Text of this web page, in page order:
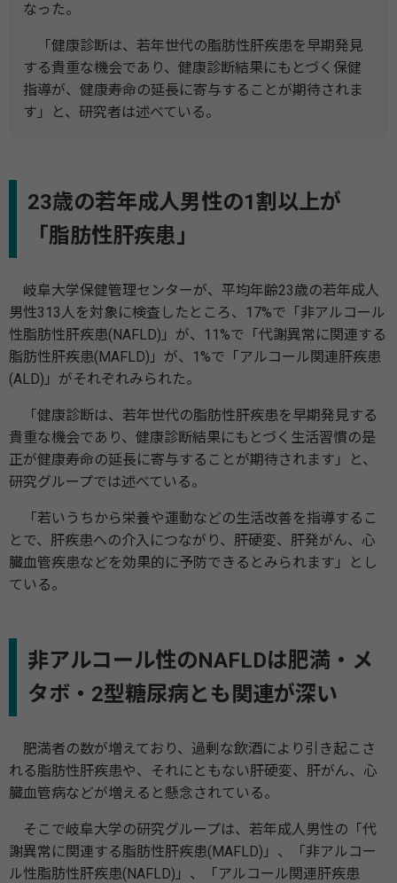
なった。
「健康診断は、若年世代の脂肪性肝疾患を早期発見
する貴重な機会であり、健康診断結果にもとづく保健
指導が、健康寿命の延長に寄与することが期待されま
す」と、研究者は述べている。
23歳の若年成人男性の1割以上が
「脂肪性肝疾患」
岐阜大学保健管理センターが、平均年齢23歳の若年成人
男性313人を対象に検査したところ、17%で「非アルコール
性脂肪性肝疾患(NAFLD)」が、11%で「代謝異常に関連する
脂肪性肝疾患(MAFLD)」が、1%で「アルコール関連肝疾患
(ALD)」がそれぞれみられた。
「健康診断は、若年世代の脂肪性肝疾患を早期発見する
貴重な機会であり、健康診断結果にもとづく生活習慣の是
正が健康寿命の延長に寄与することが期待されます」と、
研究グループでは述べている。
「若いうちから栄養や運動などの生活改善を指導するこ
とで、肝疾患への介入につながり、肝硬変、肝発がん、心
臓血管疾患などを効果的に予防できるとみられます」とし
ている。
非アルコール性のNAFLDは肥満・メ
タボ・2型糖尿病とも関連が深い
肥満者の数が増えており、過剰な飲酒により引き起こさ
れる脂肪性肝疾患や、それにともない肝硬変、肝がん、心
臓血管病などが増えると懸念されている。
そこで岐阜大学の研究グループは、若年成人男性の「代
謝異常に関連する脂肪性肝疾患(MAFLD)」、「非アルコー
ル性脂肪性肝疾患(NAFLD)」、「アルコール関連肝疾患